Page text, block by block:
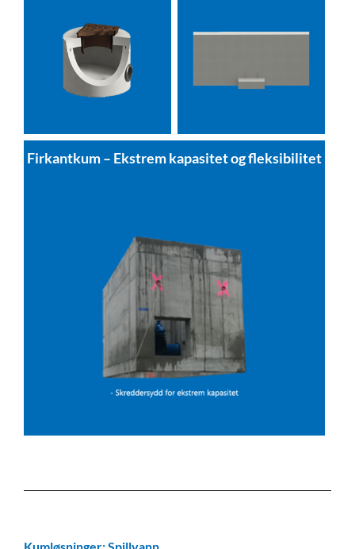
Firkantkum – Ekstrem kapasitet og fleksibilitet